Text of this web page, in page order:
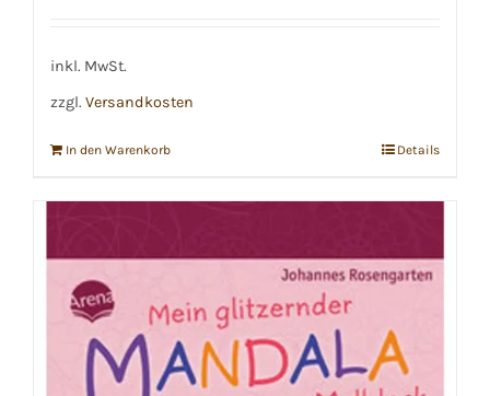
inkl. MwSt.
zzgl. Versandkosten
In den Warenkorb Details